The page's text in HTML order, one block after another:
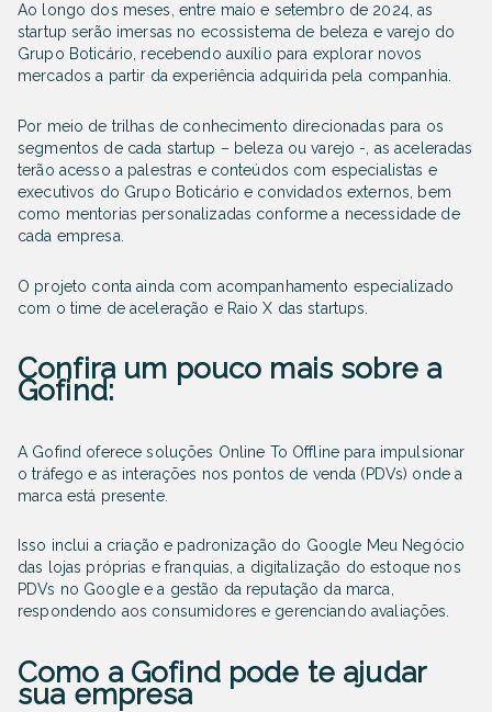
Ao longo dos meses, entre maio e setembro de 2024, as
startup serão imersas no ecossistema de beleza e varejo do
Grupo Boticário, recebendo auxílio para explorar novos
mercados a partir da experiência adquirida pela companhia.
Por meio de trilhas de conhecimento direcionadas para os
segmentos de cada startup – beleza ou varejo -, as aceleradas
terão acesso a palestras e conteúdos com especialistas e
executivos do Grupo Boticário e convidados externos, bem
como mentorias personalizadas conforme a necessidade de
cada empresa.
O projeto conta ainda com acompanhamento especializado
com o time de aceleração e Raio X das startups.
Confira um pouco mais sobre a
Gofind:
A Gofind oferece soluções Online To Offline para impulsionar
o tráfego e as interações nos pontos de venda (PDVs) onde a
marca está presente.
Isso inclui a criação e padronização do Google Meu Negócio
das lojas próprias e franquias, a digitalização do estoque nos
PDVs no Google e a gestão da reputação da marca,
respondendo aos consumidores e gerenciando avaliações.
Como a Gofind pode te ajudar
sua empresa